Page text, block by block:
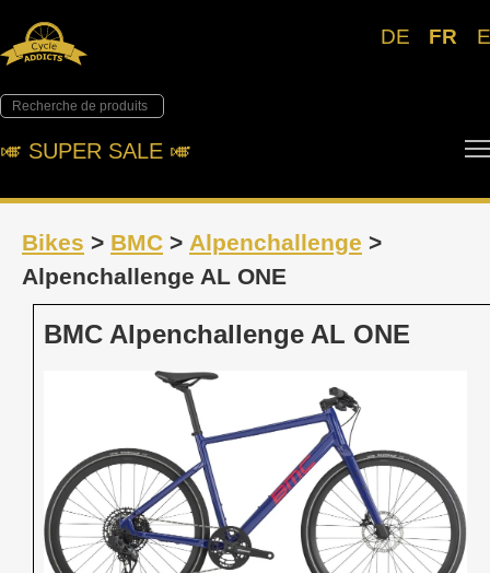
DE FR
🎺︎ SUPER SALE 🎺︎
Bikes > BMC > Alpenchallenge >
Alpenchallenge AL ONE
BMC Alpenchallenge AL ONE